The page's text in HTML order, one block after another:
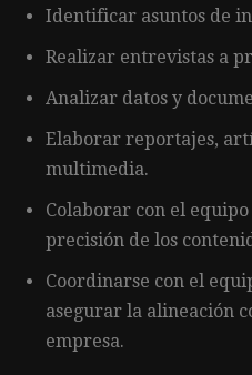
Identificar asuntos de
Realizar entrevistas a
Analizar datos y
Elaborar reportajes,
multimedia.
Colaborar con el
precisión de los
Coordinarse con el
asegurar la alineación
empresa.